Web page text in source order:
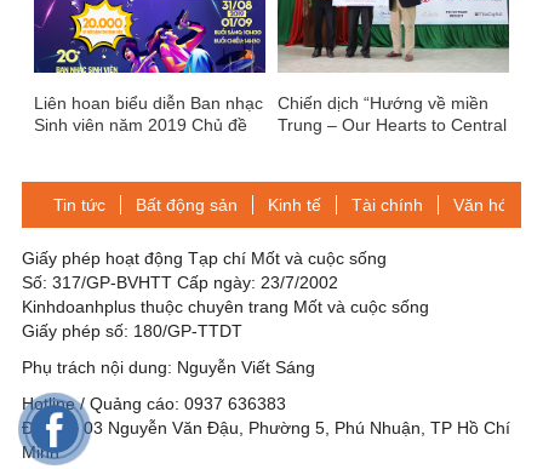
Liên hoan biểu diễn Ban nhạc
Sinh viên năm 2019 Chủ đề
Chiến dịch “Hướng về miền
Trung – Our Hearts to Central
tỷ đồng
Tin tức Bất động sản Kinh tế Tài chính Văn hóa-
Giấy phép hoạt động Tạp chí Mốt và cuộc sống
Số: 317/GP-BVHTT Cấp ngày: 23/7/2002
Kinhdoanhplus thuộc chuyên trang Mốt và cuộc sống
Giấy phép số: 180/GP-TTDT
Phụ trách nội dung: Nguyễn Viết Sáng
Hotline / Quảng cáo: 0937 636383
Địa chỉ: 03 Nguyễn Văn Đậu, Phường 5, Phú Nhuận, TP Hồ Chí
Minh